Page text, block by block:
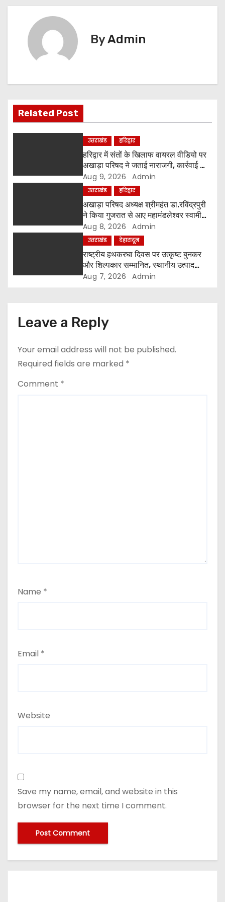
t
g
a
i
ByAdmin
Related Post
उत्तराखंड हरिद्वार
हरिद्वार में संतों के खिलाफ वायरल वीडियो पर
अखाड़ा परिषद ने जताई नाराजगी, कार्रवाई की
चेतावनी दी
Aug 9, 2026 Admin
उत्तराखंड हरिद्वार
अखाड़ा परिषद अध्यक्ष श्रीमहंत डा.रविंद्रपुरी
ने किया गुजरात से आए महामंडलेश्वर स्वामी
कुर्षी पुरी और भक्तों का स्वागत
Aug 8, 2026 Admin
उत्तराखंड देहारादून
राष्ट्रीय हथकरघा दिवस पर उत्कृष्ट बुनकर
और शिल्पकार सम्मानित, स्थानीय उत्पाद
अपनाने का आह्वान
Aug 7, 2026 Admin
Leave a Reply
Your email address will not be published.
Required fields are marked *
Comment *
Name *
Email *
Website
Save my name, email, and website in this
browser for the next time I comment.